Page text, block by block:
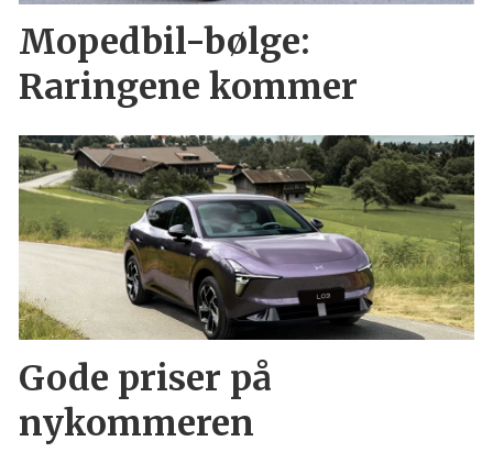
Mopedbil-bølge:
Raringene kommer
Gode priser på
nykommeren